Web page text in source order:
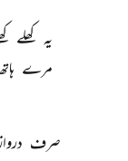
یہ کھلے
مرے
صرف